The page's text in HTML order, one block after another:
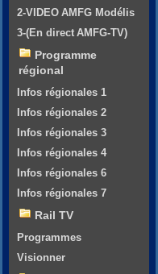
2-VIDEO AMFG Modélis
3-(En direct AMFG-TV)
Programme
régional
Infos régionales 1
Infos régionales 2
Infos régionales 3
Infos régionales 4
Infos régionales 6
Infos régionales 7
Rail TV
Programmes
Visionner